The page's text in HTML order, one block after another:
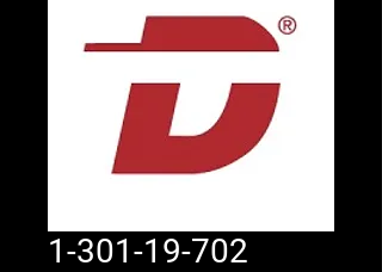
1-301-19-702